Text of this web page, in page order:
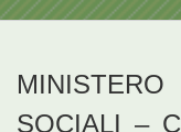
SOCIALI –